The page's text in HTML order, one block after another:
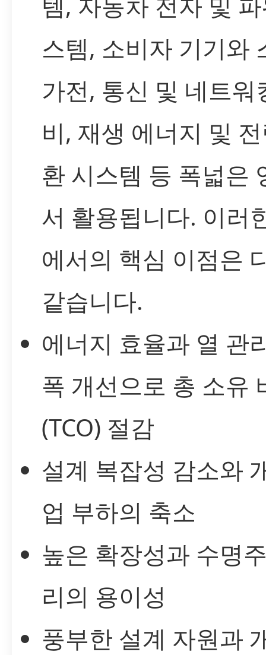
스템, 소비자 기기와
가전, 통신 및 네트워
비, 재생 에너지 및
환 시스템 등 폭넓은
서 활용됩니다. 이러
에서의 핵심 이점은
같습니다.
에너지 효율과 열 관
폭 개선으로 총 소유
(TCO) 절감
설계 복잡성 감소와
업 부하의 축소
높은 확장성과 수명
리의 용이성
풍부한 설계 자원과